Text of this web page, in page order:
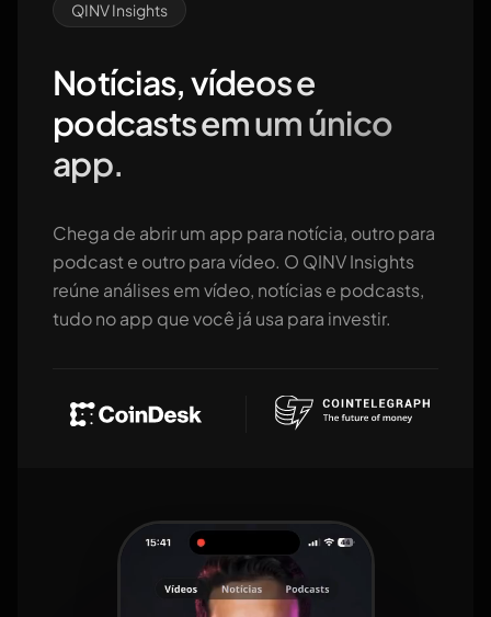
QINV Insights
Notícias, vídeos e
podcasts em um único
app.
Chega de abrir um app para notícia, outro para
podcast e outro para vídeo. O QINV Insights
reúne análises em vídeo, notícias e podcasts,
tudo no app que você já usa para investir.